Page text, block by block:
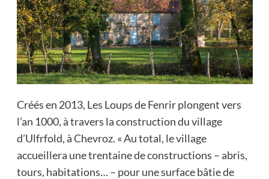
Créés en 2013, Les Loups de Fenrir plongent vers
l’an 1000, à travers la construction du village
d’Ulfrfold, à Chevroz. « Au total, le village
accueillera une trentaine de constructions – abris,
tours, habitations… – pour une surface bâtie de